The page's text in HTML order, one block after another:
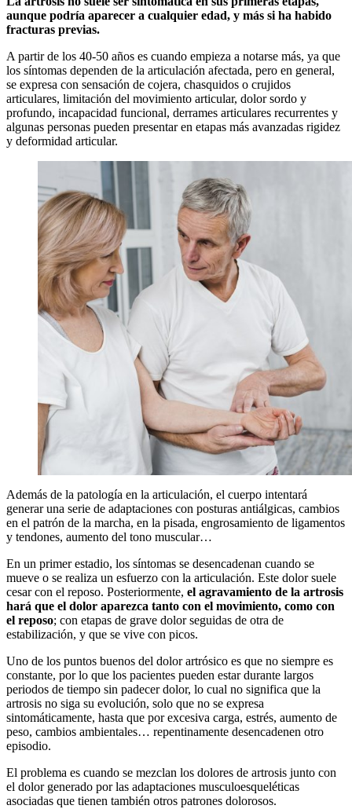
aunque podría aparecer a cualquier edad, y más si ha habido
fracturas previas.
A partir de los 40-50 años es cuando empieza a notarse más, ya que
los síntomas dependen de la articulación afectada, pero en general,
se expresa con sensación de cojera, chasquidos o crujidos
articulares, limitación del movimiento articular, dolor sordo y
profundo, incapacidad funcional, derrames articulares recurrentes y
algunas personas pueden presentar en etapas más avanzadas rigidez
y deformidad articular.
Además de la patología en la articulación, el cuerpo intentará
generar una serie de adaptaciones con posturas antiálgicas, cambios
en el patrón de la marcha, en la pisada, engrosamiento de ligamentos
y tendones, aumento del tono muscular…
En un primer estadio, los síntomas se desencadenan cuando se
mueve o se realiza un esfuerzo con la articulación. Este dolor suele
cesar con el reposo. Posteriormente, el agravamiento de la artrosis
hará que el dolor aparezca tanto con el movimiento, como con
el reposo; con etapas de grave dolor seguidas de otra de
estabilización, y que se vive con picos.
Uno de los puntos buenos del dolor artrósico es que no siempre es
constante, por lo que los pacientes pueden estar durante largos
periodos de tiempo sin padecer dolor, lo cual no significa que la
artrosis no siga su evolución, solo que no se expresa
sintomáticamente, hasta que por excesiva carga, estrés, aumento de
peso, cambios ambientales… repentinamente desencadenen otro
episodio.
El problema es cuando se mezclan los dolores de artrosis junto con
el dolor generado por las adaptaciones musculoesqueléticas
asociadas que tienen también otros patrones dolorosos.